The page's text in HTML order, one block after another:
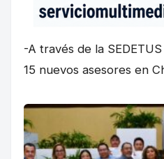
-A través de la
15 nuevos asesores en